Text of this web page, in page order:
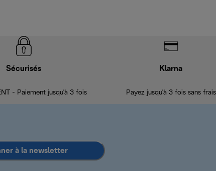
Sécurisés
- Paiement jusqu'à 3 fois
Klarna
Payez jusqu'à 3 fois sans frais
à la newsletter